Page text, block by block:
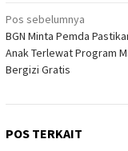
Navigasi
pos
Pos sebelumnya
BGN Minta Pemda
Anak Terlewat Program
Bergizi Gratis
POS TERKAIT